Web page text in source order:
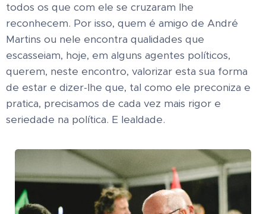
todos os que com ele se cruzaram lhe
reconhecem. Por isso, quem é amigo de André
Martins ou nele encontra qualidades que
escasseiam, hoje, em alguns agentes políticos,
querem, neste encontro, valorizar esta sua forma
de estar e dizer-lhe que, tal como ele preconiza e
pratica, precisamos de cada vez mais rigor e
seriedade na política. E lealdade.